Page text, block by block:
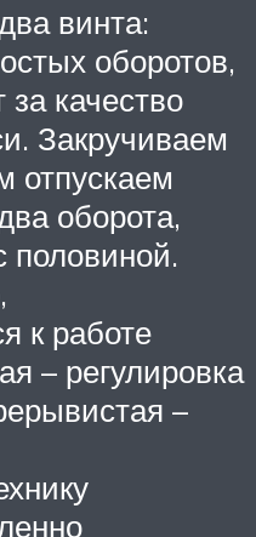
винта:
оборотов,
за качество
Закручиваем
отпускаем
оборота,
половиной.
к работе
– регулировка
–